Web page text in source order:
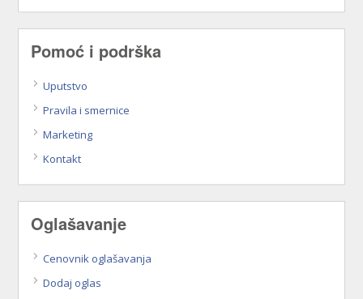
Pomoć i podrška
Uputstvo
Pravila i smernice
Marketing
Kontakt
Oglašavanje
Cenovnik oglašavanja
Dodaj oglas